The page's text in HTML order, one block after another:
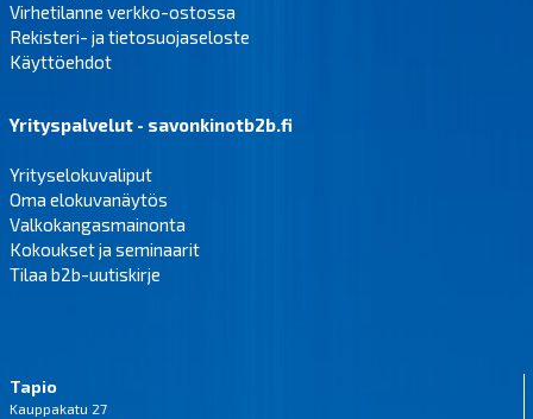
Virhetilanne verkko-ostossa
Rekisteri- ja tietosuojaseloste
Käyttöehdot
Yrityspalvelut - savonkinotb2b.fi
Yrityselokuvaliput
Oma elokuvanäytös
Valkokangasmainonta
Kokoukset ja seminaarit
Tilaa b2b-uutiskirje
Tapio
Kauppakatu 27